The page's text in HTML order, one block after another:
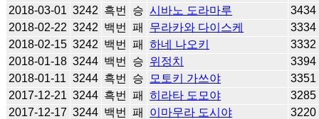
2018-03-01 3242 흑번 승 시바노 도라마루
3434
2018-02-22 3242 백번 패 무라카와 다이스케
3334
2018-02-15 3242 백번 패 하네 나오키
3332
2018-01-18 3244 백번 승 위정치
3394
2018-01-11 3244 흑번 승 모토키 가쓰야
3351
2017-12-21 3244 흑번 패 히라타 도모야
3285
2017-12-17 3244 백번 패 이마무라 도시야
3220